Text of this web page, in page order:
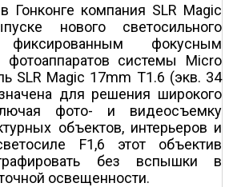
Гонконге компания SLR Magic
нового светосильного
фокусным
фотоаппаратов системы Micro
SLR Magic 17mm T1.6 (экв. 34
для решения широкого
фото- и видеосъемку
объектов, интерьеров и
F1,6 этот объектив
без вспышки в
освещенности.